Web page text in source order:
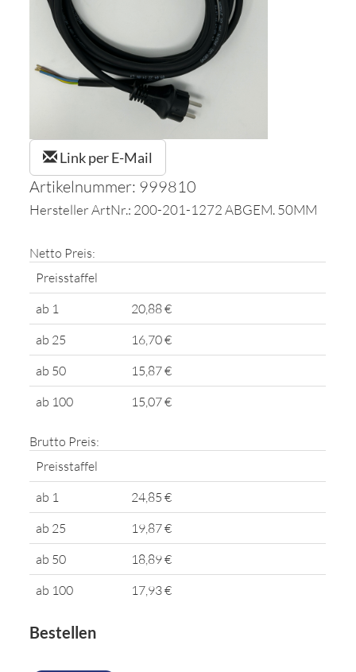
Link per E-Mail
Artikelnummer: 999810
Hersteller ArtNr.: 200-201-1272 ABGEM. 50MM
Netto Preis:
Preisstaffel
ab 1
20,88 €
ab 25
16,70 €
ab 50
15,87 €
ab 100
15,07 €
Brutto Preis:
Preisstaffel
ab 1
24,85 €
ab 25
19,87 €
ab 50
18,89 €
ab 100
17,93 €
Bestellen